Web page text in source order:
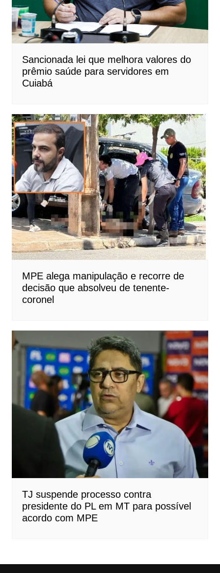
Sancionada lei que melhora valores do
prêmio saúde para servidores em
Cuiabá
MPE alega manipulação e recorre de
decisão que absolveu de tenente-
coronel
TJ suspende processo contra
presidente do PL em MT para possível
acordo com MPE